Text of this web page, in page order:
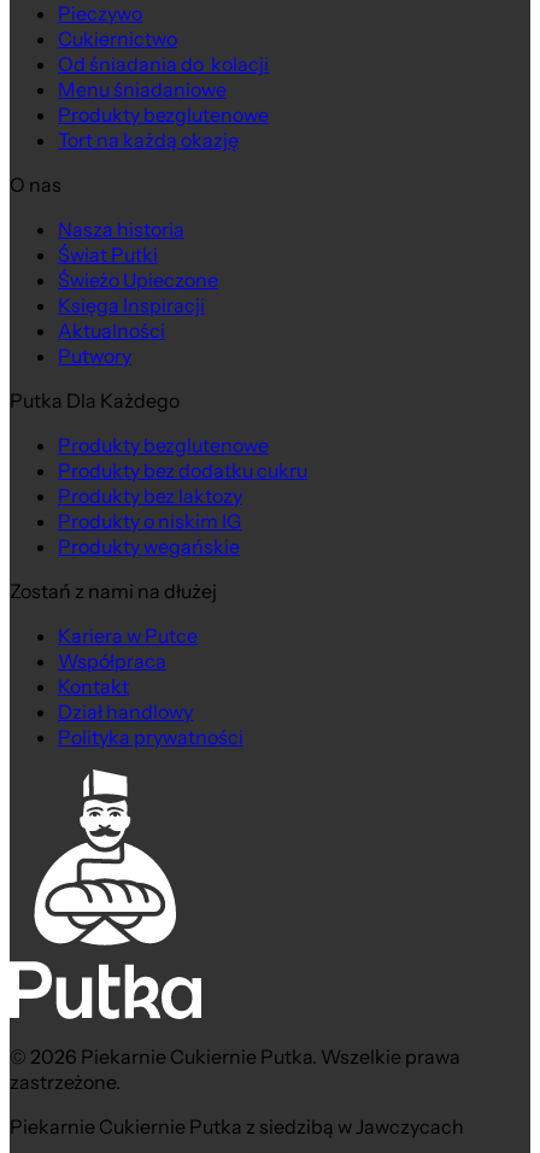
Pieczywo
Cukiernictwo
Od śniadania do kolacji
Menu śniadaniowe
Produkty bezglutenowe
Tort na każdą okazję
O nas
Nasza historia
Świat Putki
Świeżo Upieczone
Księga Inspiracji
Aktualności
Putwory
Putka Dla Każdego
Produkty bezglutenowe
Produkty bez dodatku cukru
Produkty bez laktozy
Produkty o niskim IG
Produkty wegańskie
Zostań z nami na dłużej
Kariera w Putce
Współpraca
Kontakt
Dział handlowy
Polityka prywatności
© 2026 Piekarnie Cukiernie Putka. Wszelkie prawa
zastrzeżone.
Piekarnie Cukiernie Putka z siedzibą w Jawczycach